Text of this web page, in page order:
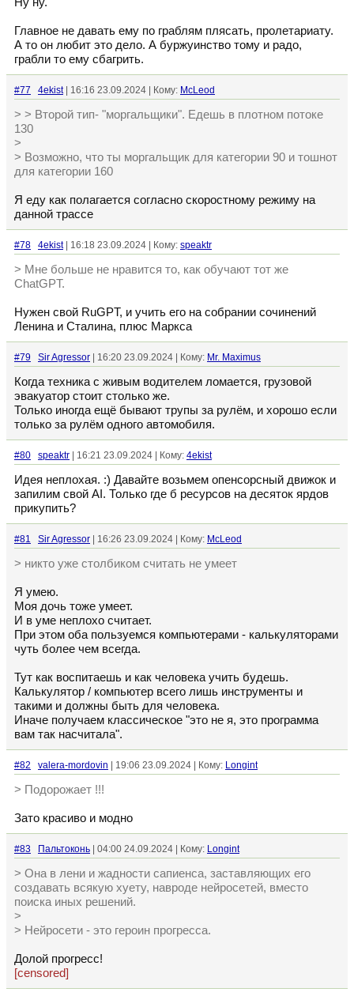
Главное не давать ему по граблям плясать, пролетариату.
А то он любит это дело. А буржуинство тому и радо,
грабли то ему сбагрить.
#77 4ekist| 16:16 23.09.2024 | Кому: McLeod
> > Второй тип- "моргальщики". Едешь в плотном потоке
130
>
> Возможно, что ты моргальщик для категории 90 и тошнот
для категории 160
Я еду как полагается согласно скоростному режиму на
данной трассе
#78 4ekist| 16:18 23.09.2024 | Кому: speaktr
> Мне больше не нравится то, как обучают тот же
ChatGPT.
Нужен свой RuGPT, и учить его на собрании сочинений
Ленина и Сталина, плюс Маркса
#79 Sir Agressor | 16:20 23.09.2024 | Кому: Mr. Maximus
Когда техника с живым водителем ломается, грузовой
эвакуатор стоит столько же.
Только иногда ещё бывают трупы за рулём, и хорошо если
только за рулём одного автомобиля.
#80 speaktr | 16:21 23.09.2024 | Кому: 4ekist
Идея неплохая. :) Давайте возьмем опенсорсный движок и
запилим свой AI. Только где б ресурсов на десяток ярдов
прикупить?
#81 Sir Agressor | 16:26 23.09.2024 | Кому: McLeod
> никто уже столбиком считать не умеет
Я умею.
Моя дочь тоже умеет.
И в уме неплохо считает.
При этом оба пользуемся компьютерами - калькуляторами
чуть более чем всегда.
Тут как воспитаешь и как человека учить будешь.
Калькулятор / компьютер всего лишь инструменты и
такими и должны быть для человека.
Иначе получаем классическое "это не я, это программа
вам так насчитала".
#82 valera-mordovin | 19:06 23.09.2024 | Кому: Longint
> Подорожает !!!
Зато красиво и модно
#83 Пальтоконь | 04:00 24.09.2024 | Кому: Longint
> Она в лени и жадности сапиенса, заставляющих его
создавать всякую хуету, навроде нейросетей, вместо
поиска иных решений.
>
> Нейросети - это героин прогресса.
Долой прогресс!
[censored]